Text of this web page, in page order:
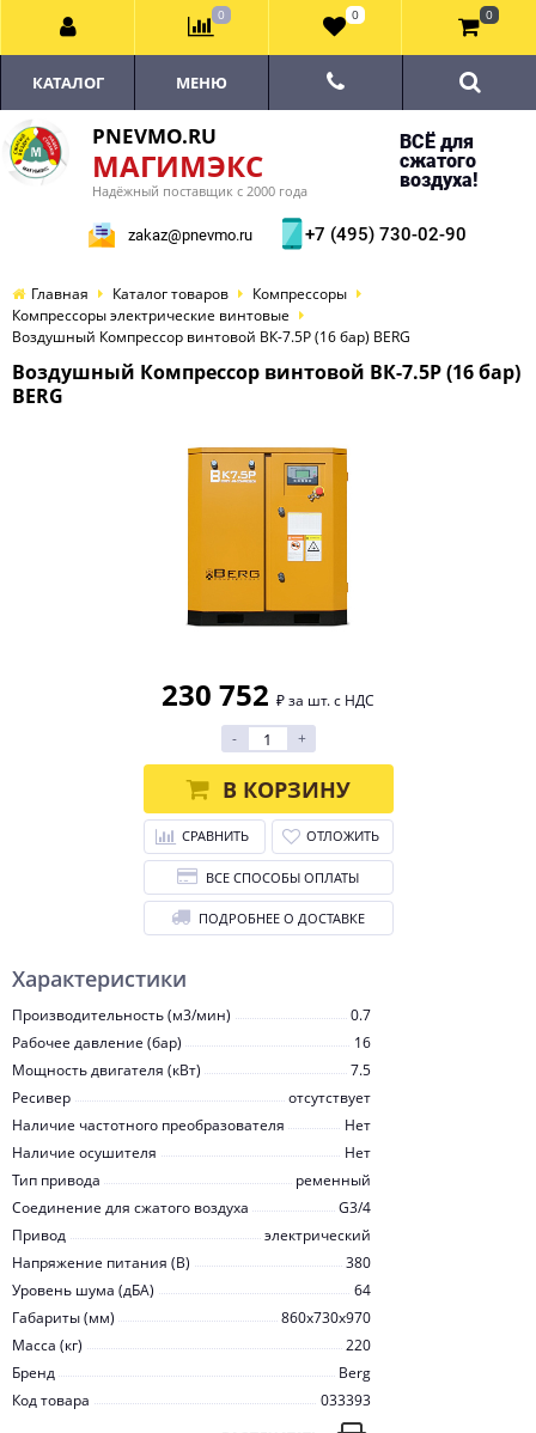
PNEVMO.RU
МАГИМЭКС
Надёжный поставщик с 2000 года
ВСЁ для
сжатого
воздуха!
zakaz@pnevmo.ru +7 (495) 730-02-90
КАТАЛОГ МЕНЮ
Главная Каталог товаров
Компрессоры
Компрессоры электрические винтовые
Воздушный Компрессор винтовой ВК-7.5Р (16 бар) BERG
Воздушный Компрессор винтовой ВК-7.5Р (16 бар)
BERG
Характеристики
Производительность (м3/мин)
0.7
Рабочее давление (бар)
16
Мощность двигателя (кВт)
7.5
Ресивер
отсутствует
Наличие частотного преобразователя
Нет
Наличие осушителя
Нет
Тип привода
ременный
Соединение для сжатого воздуха
G3/4
Привод
электрический
Напряжение питания (В)
380
Уровень шума (дБА)
64
Габариты (мм)
860x730x970
Масса (кг)
220
Бренд
Berg
Код товара
033393
230 752 ₽ за шт. с НДС
-
+
В КОРЗИНУ
СРАВНИТЬ ОТЛОЖИТЬ
ВСЕ СПОСОБЫ ОПЛАТЫ
ПОДРОБНЕЕ О ДОСТАВКЕ
0 0 0